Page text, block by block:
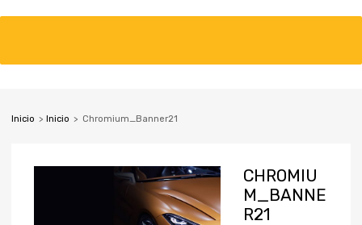
Inicio > Inicio > Chromium_Banner21
CHROMIU
M_BANNE
R21